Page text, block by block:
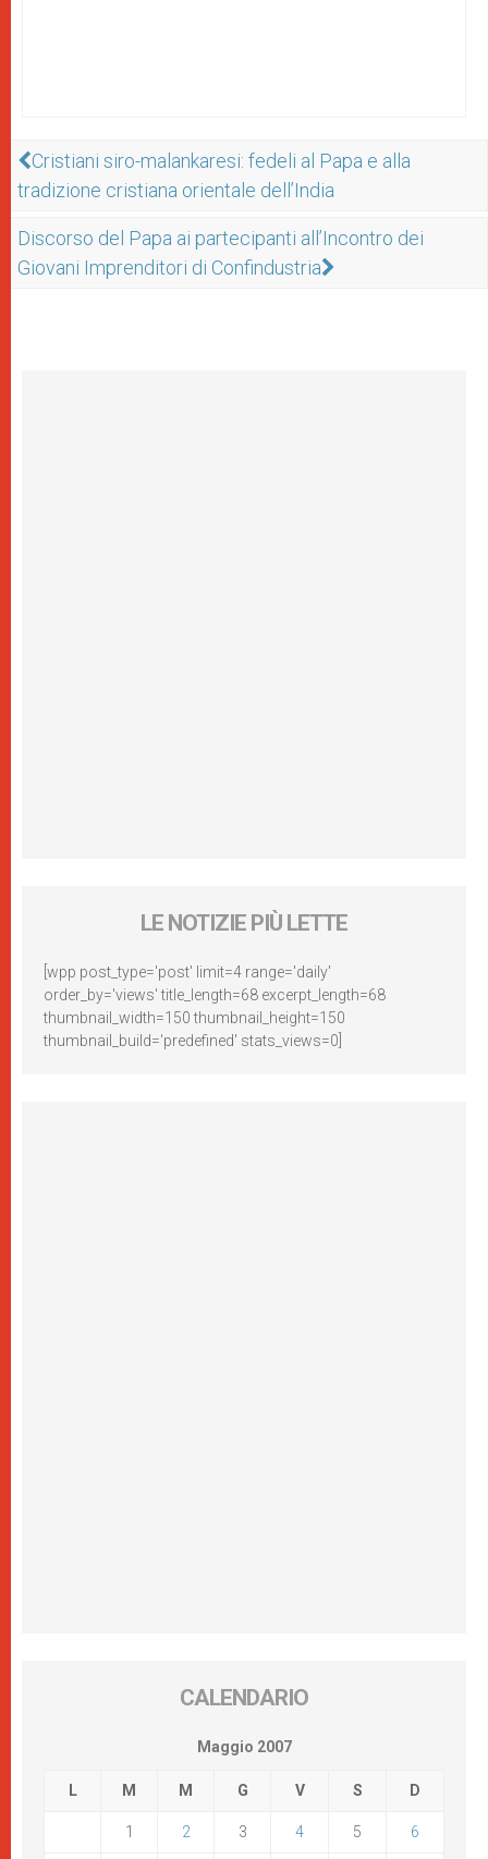
Cristiani siro-malankaresi: fedeli al Papa e alla
tradizione cristiana orientale dell’India
Discorso del Papa ai partecipanti all’Incontro dei
Giovani Imprenditori di Confindustria
LE NOTIZIE PIÙ LETTE
[wpp post_type='post' limit=4 range='daily'
order_by='views' title_length=68 excerpt_length=68
thumbnail_width=150 thumbnail_height=150
thumbnail_build='predefined' stats_views=0]
CALENDARIO
Maggio 2007
L M M G V S D
1 2 3 4 5 6